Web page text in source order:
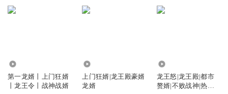
第一龙婿丨上门狂婿
丨龙王令丨战神战婿
上门狂婿|龙王殿豪婿
龙婿
龙王怒|龙王殿|都市
赘婿|不败战神|热血